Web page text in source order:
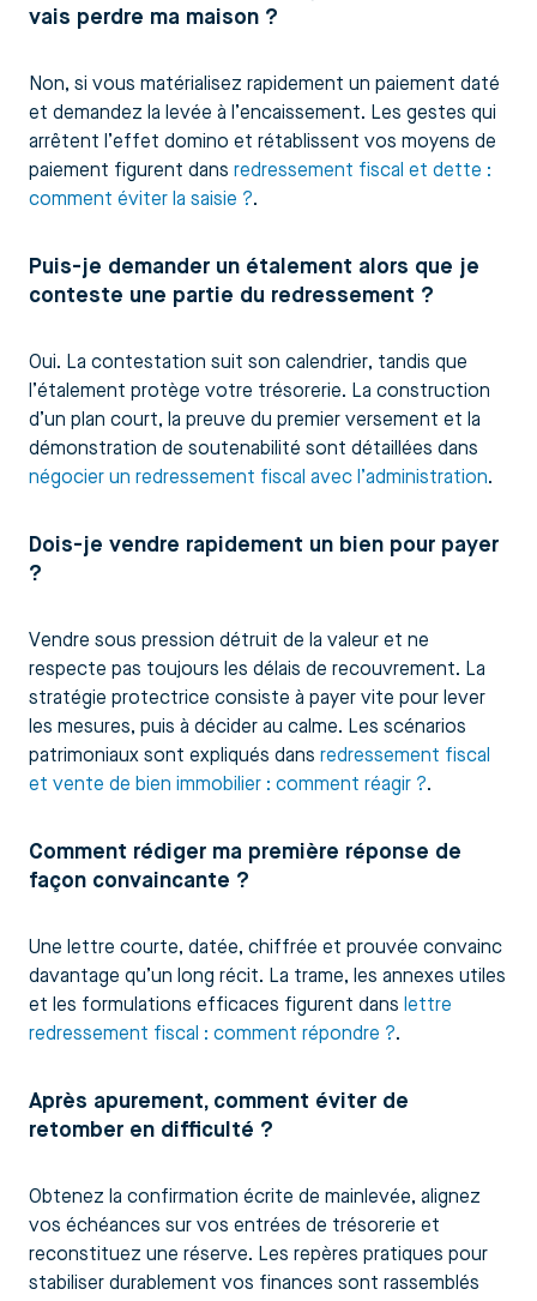
vais perdre ma maison ?
Non, si vous matérialisez rapidement un paiement daté
et demandez la levée à l’encaissement. Les gestes qui
arrêtent l’effet domino et rétablissent vos moyens de
paiement figurent dans redressement fiscal et dette :
comment éviter la saisie ?.
Puis-je demander un étalement alors que je
conteste une partie du redressement ?
Oui. La contestation suit son calendrier, tandis que
l’étalement protège votre trésorerie. La construction
d’un plan court, la preuve du premier versement et la
démonstration de soutenabilité sont détaillées dans
négocier un redressement fiscal avec l’administration.
Dois-je vendre rapidement un bien pour payer
?
Vendre sous pression détruit de la valeur et ne
respecte pas toujours les délais de recouvrement. La
stratégie protectrice consiste à payer vite pour lever
les mesures, puis à décider au calme. Les scénarios
patrimoniaux sont expliqués dans redressement fiscal
et vente de bien immobilier : comment réagir ?.
Comment rédiger ma première réponse de
façon convaincante ?
Une lettre courte, datée, chiffrée et prouvée convainc
davantage qu’un long récit. La trame, les annexes utiles
et les formulations efficaces figurent dans lettre
redressement fiscal : comment répondre ?.
Après apurement, comment éviter de
retomber en difficulté ?
Obtenez la confirmation écrite de mainlevée, alignez
vos échéances sur vos entrées de trésorerie et
reconstituez une réserve. Les repères pratiques pour
stabiliser durablement vos finances sont rassemblés